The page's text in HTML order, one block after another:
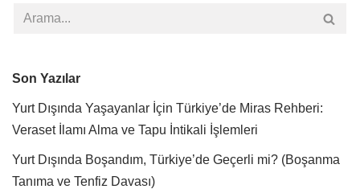
Son Yazılar
Yurt Dışında Yaşayanlar İçin Türkiye’de Miras Rehberi:
Veraset İlamı Alma ve Tapu İntikali İşlemleri
Yurt Dışında Boşandım, Türkiye’de Geçerli mi? (Boşanma
Tanıma ve Tenfiz Davası)